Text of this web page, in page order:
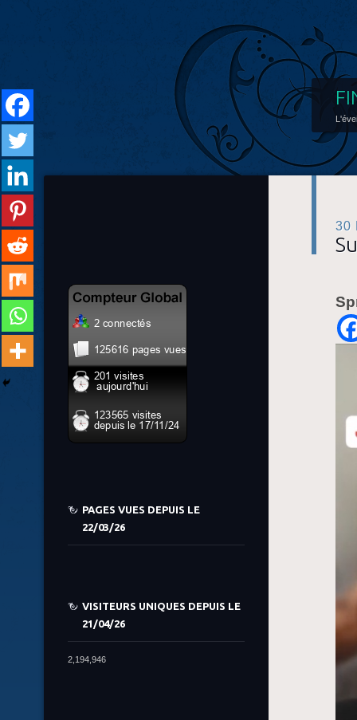
30
PAGES VUES DEPUIS LE
22/03/26
VISITEURS UNIQUES DEPUIS LE
21/04/26
2,194,946